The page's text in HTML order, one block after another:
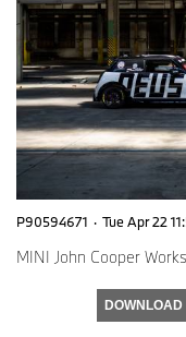
P90594671 · Tue Apr 22
MINI John Cooper
DOWNLOAD